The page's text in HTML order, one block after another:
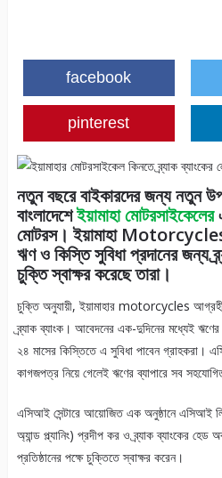
facebook
pinterest
নতুন বছরে বাইকারদের জন্য নতুন
বাংলাদেশেইয়ামাহা মোটরসাইকেলের
মোটরস। ইয়ামাহা
ঋণ ও কিস্তি সুবিধা প্রদানের জন্য
চুক্তি স্বাক্ষর করেছে তারা।
চুক্তি অনুযায়ী, ইয়ামাহার motorcycles আগ্রহী
ব্র্যাক ব্যাংক। আবেদনের এক-দুদিনের মধ্যেই
২৪ মাসের কিস্তিতে এ সুবিধা পাবেন গ্রাহকরা।
কাগজপত্র নিয়ে গেলেই ঋণের ব্যাপারে সব
এসিআই সেন্টারে আয়োজিত এক অনুষ্ঠানে এসিআই
অ্যান্ড প্ল্যানিং) প্রদীপ কর ও ব্র্যাক ব্যাংকের
প্রতিষ্ঠানের পক্ষে চুক্তিতে স্বাক্ষর করেন।